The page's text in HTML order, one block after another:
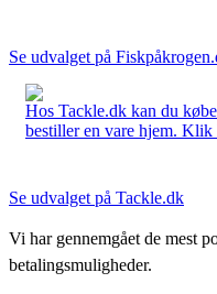
Se udvalget på
Hos Tackle.dk kan du
bestiller en vare hjem. Klik
Se udvalget på Tackle.dk
Vi har gennemgået de mest
betalingsmuligheder.